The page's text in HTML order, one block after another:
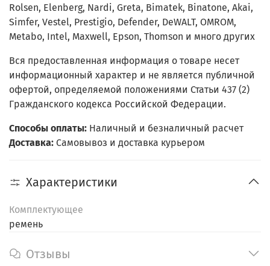
Rolsen, Elenberg, Nardi, Greta, Bimatek, Binatone, Akai,
Simfer, Vestel, Prestigio, Defender, DeWALT, OMROM,
Metabo, Intel, Maxwell, Epson, Thomson и много других
Вся предоставленная информация о товаре несет
информационный характер и не является публичной
офертой, определяемой положениями Статьи 437 (2)
Гражданского кодекса Российской Федерации.
Способы оплаты: Наличный и безналичный расчет
Доставка: Самовывоз и доставка курьером
Характеристики
Комплектующее
ремень
Отзывы